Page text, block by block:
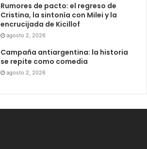
Rumores de pacto: el regreso de
Cristina, la sintonía con Milei y la
encrucijada de Kicillof
agosto 2, 2026
Campaña antiargentina: la historia
se repite como comedia
agosto 2, 2026